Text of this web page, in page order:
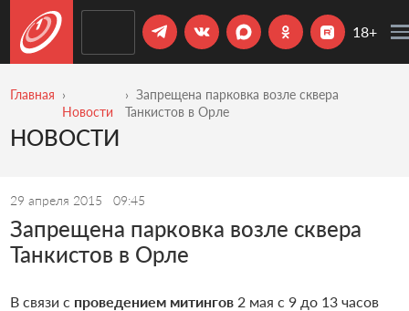
18+
Главная
Новости
Запрещена парковка возле сквера
Танкистов в Орле
НОВОСТИ
29 апреля 2015 09:45
Запрещена парковка возле сквера
Танкистов в Орле
В связи с проведением митингов 2 мая с 9 до 13 часов